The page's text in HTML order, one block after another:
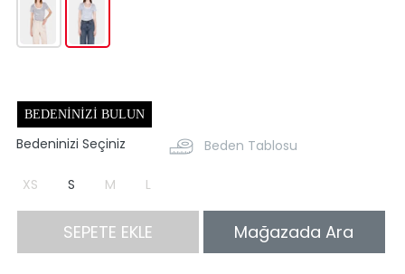
BEDENINIZI BULUN
Bedeninizi Seçiniz Beden Tablosu
XS S M L
SEPETE EKLE Mağazada Ara